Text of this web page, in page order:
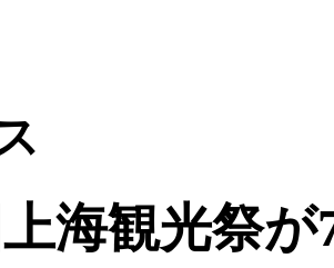
海観光祭